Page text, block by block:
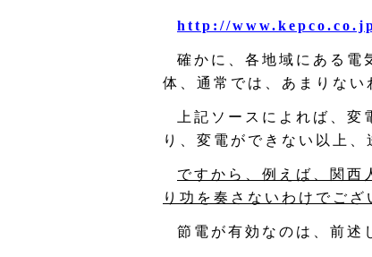
http://
確かに、各地域にある電
体、通常では、あまりない
上記ソースによれば、
り、変電ができない以上、
ですから、例えば、関西
り功を奏さないわけでござ
節電が有効なのは、前述